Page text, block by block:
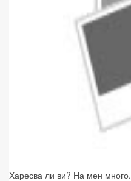
Харесва ли ви? На мен много.